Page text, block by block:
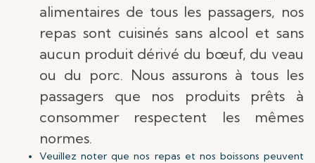
alimentaires de tous les passagers, nos
repas sont cuisinés sans alcool et sans
aucun produit dérivé du bœuf, du veau
ou du porc. Nous assurons à tous les
passagers que nos produits prêts à
consommer respectent les mêmes
normes.
Veuillez noter que nos repas et nos boissons peuvent